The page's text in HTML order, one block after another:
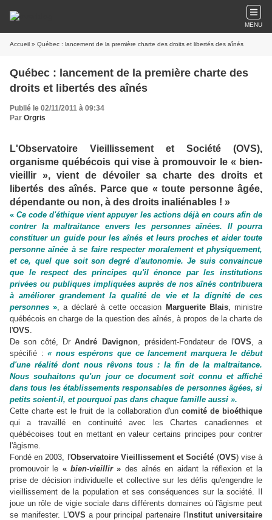
MENU
Accueil » Québec : lancement de la première charte des droits et libertés des aînés
Québec : lancement de la première charte des
droits et libertés des aînés
Publié le 02/11/2011 à 09:34
Par Orgris
L'Observatoire Vieillissement et Société (OVS),
organisme québécois qui vise à promouvoir le « bien-
vieillir », vient de dévoiler sa charte des droits et
libertés des aînés. Parce que « toute personne âgée,
dépendante ou non, à des droits inaliénables ! »
«Ce code d'éthique vient appuyer les actions déjà en cours afin de
contrer la maltraitance envers les personnes aînées. Il pourra
constituer un guide pour les aînés et leurs proches et aider toute
personne aînée à se faire respecter moralement et physiquement,
et ce, quel que soit son degré d'autonomie. Je suis convaincue
que le respect des principes qu'il énonce par les institutions
privées ou publiques impliquées auprès de nos aînés contribuera
à améliorer grandement la qualité de vie et la dignité de ces
personnes », a déclaré à cette occasion Marguerite Blais, ministre
québécois en charge de la question des aînés, à propos de la charte de
l'OVS.
De son côté, DrAndré Davignon, président-Fondateur de l'OVS, a
spécifié :« nous espérons que ce lancement marquera le début
d'une réalité dont nous rêvons tous : la fin de la maltraitance.
Nous souhaitons qu'un jour ce document soit connu et affiché
dans tous les établissements responsables de personnes âgées, si
petits soient-il, et pourquoi pas dans chaque famille aussi ».
Cette charte est le fruit de la collaboration d'un comité de bioéthique
qui a travaillé en continuité avec les Chartes canadiennes et
québécoises tout en mettant en valeur certains principes pour contrer
l'âgisme.
Fondé en 2003, l'Observatoire Vieillissement et Société (OVS) vise à
promouvoir le «bien-vieillir» des aînés en aidant la réflexion et la
prise de décision individuelle et collective sur les défis qu'engendre le
vieillissement de la population et ses conséquences sur la société. Il
joue un rôle de vigie sociale dans différents domaines où l'âgisme peut
se manifester. L'OVS a pour principal partenaire l'Institut universitaire